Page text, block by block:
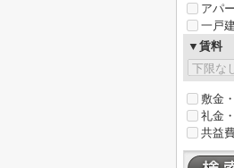
アパ
一戸
▼賃料
敷金
礼金
共益